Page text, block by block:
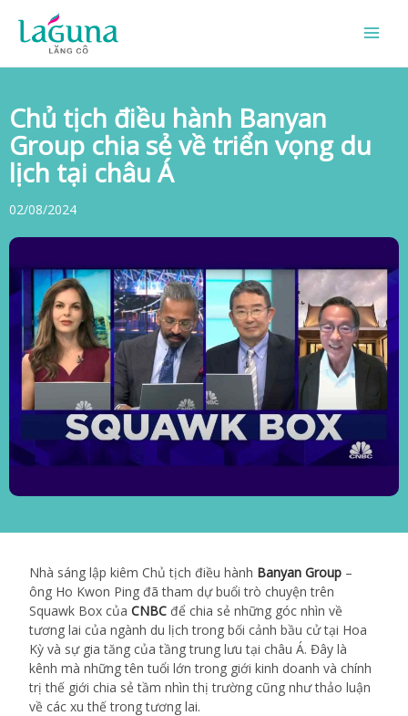
content
Chủ tịch điều hành Banyan
Group chia sẻ về triển vọng du
lịch tại châu Á
02/08/2024
Nhà sáng lập kiêm Chủ tịch điều hành Banyan Group –
ông Ho Kwon Ping đã tham dự buổi trò chuyện trên
Squawk Box củaCNBC để chia sẻ những góc nhìn về
tương lai của ngành du lịch trong bối cảnh bầu cử tại Hoa
Kỳ và sự gia tăng của tầng trung lưu tại châu Á. Đây là
kênh mà những tên tuổi lớn trong giới kinh doanh và chính
trị thế giới chia sẻ tầm nhìn thị trường cũng như thảo luận
về các xu thế trong tương lai.